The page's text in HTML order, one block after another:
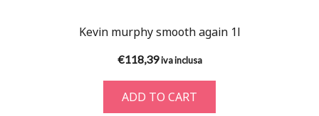
Kevin murphy smooth again 1l
€118,39 iva inclusa
ADD TO CART